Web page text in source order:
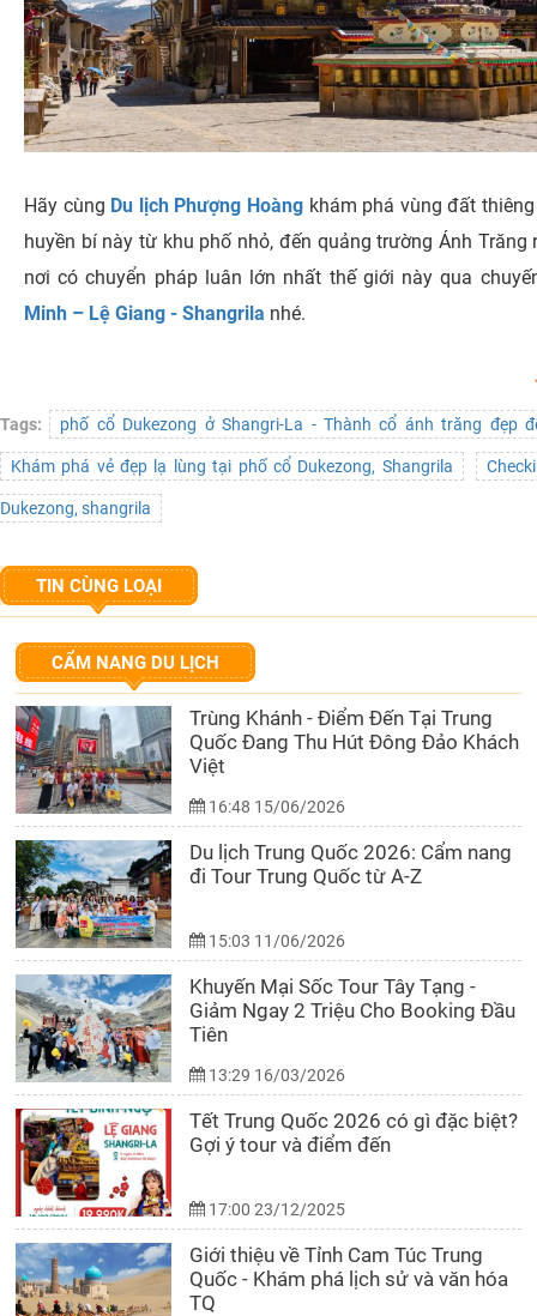
Hãy cùng Du lịch Phượng Hoàng khám phá vùng đất
huyền bí này từ khu phố nhỏ, đến quảng trường Ánh Trăng
nơi có chuyển pháp luân lớn nhất thế giới này qua
Minh – Lệ Giang - Shangrila nhé.
Tags: phố cổ Dukezong ở Shangri-La - Thành cổ ánh trăng đẹp
Khám phá vẻ đẹp lạ lùng tại phố cổ Dukezong, Shangrila
Dukezong, shangrila
TIN CÙNG LOẠI
CẨM NANG DU LỊCH
Trùng Khánh - Điểm Đến Tại Trung
Quốc Đang Thu Hút Đông Đảo Khách
Việt
16:48 15/06/2026
Du lịch Trung Quốc 2026: Cẩm nang
đi Tour Trung Quốc từ A-Z
15:03 11/06/2026
Khuyến Mại Sốc Tour Tây Tạng -
Giảm Ngay 2 Triệu Cho Booking Đầu
Tiên
13:29 16/03/2026
Tết Trung Quốc 2026 có gì đặc biệt?
Gợi ý tour và điểm đến
17:00 23/12/2025
Giới thiệu về Tỉnh Cam Túc Trung
Quốc - Khám phá lịch sử và văn hóa
TQ